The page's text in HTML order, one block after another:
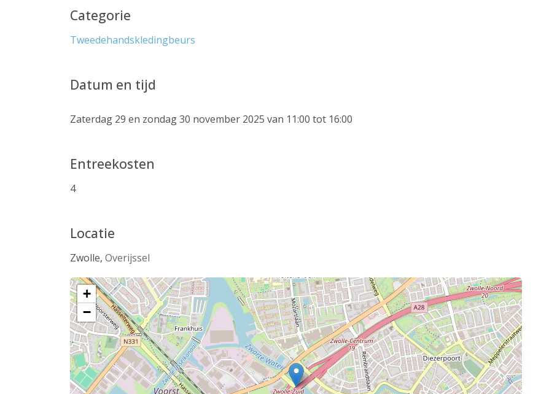
Categorie
Tweedehandskledingbeurs
Datum en tijd
Zaterdag 29 en zondag 30 november 2025 van 11:00 tot 16:00
Entreekosten
4
Locatie
Zwolle, Overijssel
+
−